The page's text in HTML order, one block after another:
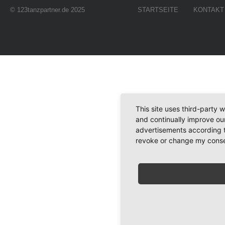
© 123tanzpartner.de 2025 STARTSEITE
This site uses third-party
and continually improve
advertisements according
revoke or change my